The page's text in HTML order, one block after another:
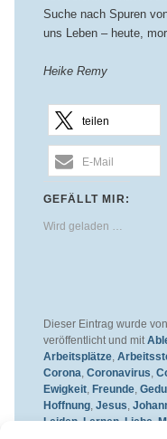
Suche nach Spuren
uns Leben – heute,
Heike Remy
teilen
E-Mail
GEFÄLLT MIR:
Wird geladen …
Dieser Eintrag wurde von
veröffentlicht und mit
Arbeitsplätze,
Corona, Coronavirus,
Ewigkeit, Freunde,
Hoffnung, Jesus,
Leiden,Lernen,Liebe,